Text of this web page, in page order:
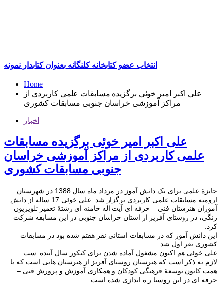
انتخاب عضو کتابخانه کلنگانه بعنوان کتابدار نمونه
Home
علی اکبر امیر خوئی برگزیده مسابقات علمی کاربردی از
مراکز آموزشی خراسان جنوبی مسابقات کشوری
اخبار
علی اکبر امیر خوئی برگزیده مسابقات
علمی کاربردی از مراکز آموزشی خراسان
جنوبی مسابقات کشوری
جایزۀ علمی برای یک دانش آموز در مرداد ماه سال 1388 در شهرستان
ارومیه مسابقات علمی کاربردی برگزار شد. علی خوئی 17 ساله از دانش
آموزان هنرستان فنی – حرفه ای آیت اله خامنه ای رشتۀ تعمیر تلویزیون
رنگی، در روستای آفریز از استان خراسان جنوبی در این مسابقه شرکت
کرد.
این دانش آموز که در مسابقات استانی نفر هفتم شده بود در مسابقات
کشوری نفر اول شد.
علی خوئی هم اکنون مشغول آماده شدن برای کنکور سال آینده است.
لازم به ذکر است که هنرستان روستای آفریز از هنرستان هایی است که با
همت کانون توسعۀ فرهنگی کودکان و همکاری آموزش و پرورش فنی –
حرفه ای در این روستا راه اندازی شده است.